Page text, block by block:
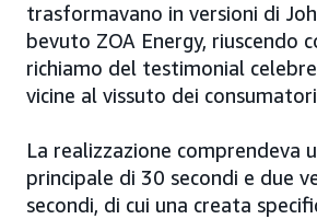
trasformavano in versioni di
bevuto ZOA Energy, riuscendo
richiamo del testimonial
vicine al vissuto dei
La realizzazione comprendeva
principale di 30 secondi e due
secondi, di cui una creata